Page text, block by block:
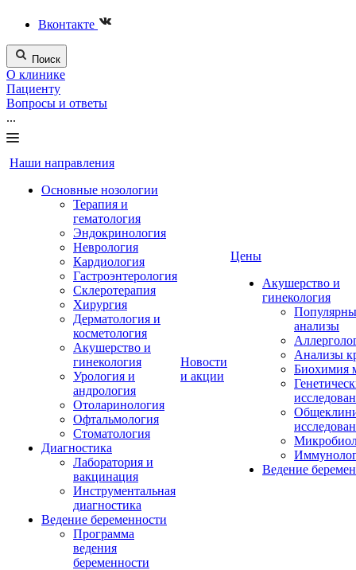
Вконтакте
Поиск
О клинике
Пациенту
Вопросы и ответы
...
Наши направления
Основные нозологии
Терапия и
гематология
Эндокринология
Неврология
Кардиология
Гастроэнтерология
Склеротерапия
Хирургия
Дерматология и
косметология
Акушерство и
гинекология
Урология и
андрология
Отоларинология
Офтальмология
Стоматология
Диагностика
Лаборатория и
вакцинация
Инструментальная
диагностика
Ведение беременности
Программа
ведения
беременности
Новости
и акции
Цены
Акушерство и
гинекология
анализы
Анализы
Биохимия
Ведение